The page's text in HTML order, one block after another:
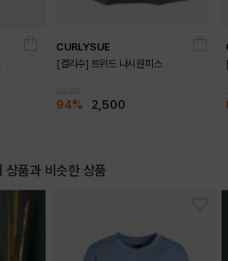
CURLYSUE
[컬리수] 트위드 나시원피스
94% 2,500
상품과 비슷한 상품